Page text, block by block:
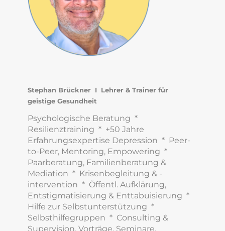
Stephan Brückner I Lehrer & Trainer für
geistige Gesundheit
Psychologische Beratung *
Resilienztraining * +50 Jahre
Erfahrungsexpertise Depression * Peer-
to-Peer, Mentoring, Empowering *
Paarberatung, Familienberatung &
Mediation * Krisenbegleitung & -
intervention * Öffentl. Aufklärung,
Entstigmatisierung & Enttabuisierung *
Hilfe zur Selbstunterstützung *
Selbsthilfegruppen * Consulting &
Supervision, Vorträge, Seminare,